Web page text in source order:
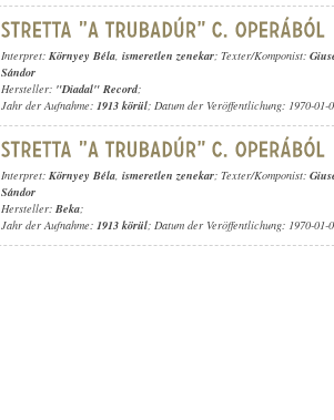
Interpret: Környey Béla, ismeretlen zenekar; Texter/Komponist:
Sándor
Hersteller: "Diadal" Record;
Jahr der Aufnahme: 1913 körül; Datum der Veröffentlichung: 1970-01-
Interpret: Környey Béla, ismeretlen zenekar; Texter/Komponist:
Sándor
Hersteller: Beka;
Jahr der Aufnahme: 1913 körül; Datum der Veröffentlichung: 1970-01-